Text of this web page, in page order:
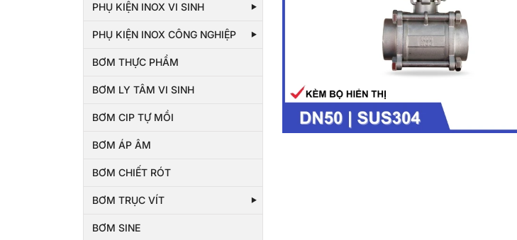
PHỤ KIỆN INOX VI SINH
PHỤ KIỆN INOX CÔNG NGHIỆP
BƠM THỰC PHẨM
BƠM LY TÂM VI SINH
BƠM CIP TỰ MỒI
BƠM ÁP ÂM
BƠM CHIẾT RÓT
BƠM TRỤC VÍT
BƠM SINE